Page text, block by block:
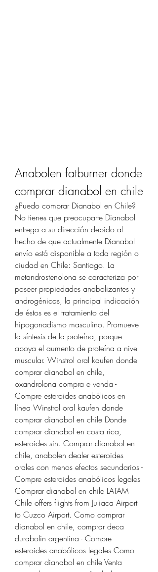
Anabolen fatburner donde
comprar dianabol en chile
¿Puedo comprar Dianabol en Chile?
No tienes que preocuparte Dianabol
entrega a su dirección debido al
hecho de que actualmente Dianabol
envío está disponible a toda región o
ciudad en Chile: Santiago. La
metandrostenolona se caracteriza por
poseer propiedades anabolizantes y
androgénicas, la principal indicación
de éstos es el tratamiento del
hipogonadismo masculino. Promueve
la síntesis de la proteína, porque
apoya el aumento de proteína a nivel
muscular. Winstrol oral kaufen donde
comprar dianabol en chile,
oxandrolona compra e venda -
Compre esteroides anabólicos en
línea Winstrol oral kaufen donde
comprar dianabol en chile Donde
comprar dianabol en costa rica,
esteroides sin. Comprar dianabol en
chile, anabolen dealer esteroides
orales con menos efectos secundarios -
Compre esteroides anabólicos legales
Comprar dianabol en chile LATAM
Chile offers flights from Juliaca Airport
to Cuzco Airport. Como comprar
dianabol en chile, comprar deca
durabolin argentina - Compre
esteroides anabólicos legales Como
comprar dianabol en chile Venta